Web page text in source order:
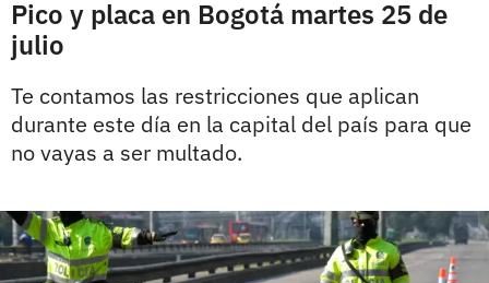
Pico y placa en Bogotá martes 25 de
julio
Te contamos las restricciones que aplican
durante este día en la capital del país para que
no vayas a ser multado.